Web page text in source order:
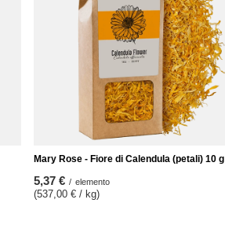
Mary Rose - Fiore di Calendula (petali) 10 g
5,37 € / elemento
(537,00 € / kg)